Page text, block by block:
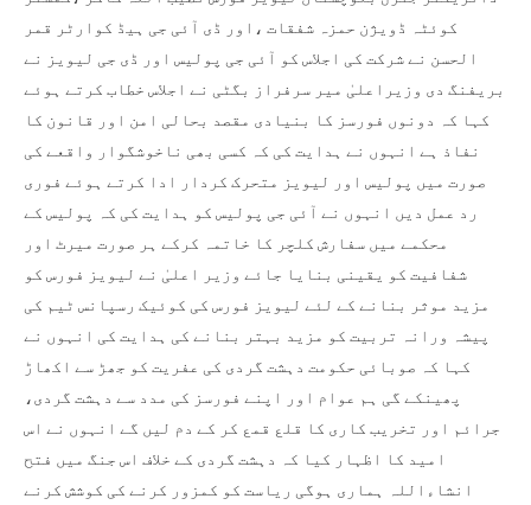
کوئٹہ ڈویژن حمزہ شفقات ،اور ڈی آئی جی ہیڈ کوارٹر قمر
الحسن نے شرکت کی اجلاس کو آئی جی پولیس اور ڈی جی لیویز نے
بریفنگ دی وزیراعلیٰ میر سرفراز بگٹی نے اجلاس خطاب کرتے ہوئے
کہا کہ دونوں فورسز کا بنیادی مقصد بحالی امن اور قانون کا
نفاذ ہے انہوں نے ہدایت کی کہ کسی بھی ناخوشگوار واقعے کی
صورت میں پولیس اور لیویز متحرک کردار ادا کرتے ہوئے فوری
رد عمل دیں انہوں نے آئی جی پولیس کو ہدایت کی کہ پولیس کے
محکمے میں سفارش کلچر کا خاتمہ کرکے ہر صورت میرٹ اور
شفافیت کو یقینی بنایا جائے وزیر اعلیٰ نے لیویز فورس کو
مزید موثر بنانے کے لئے لیویز فورس کی کوئیک رسپانس ٹیم کی
پیشہ ورانہ تربیت کو مزید بہتر بنانے کی ہدایت کی انہوں نے
کہا کہ صوبائی حکومت دہشت گردی کی عفریت کو جھڑ سے اکھاڑ
پھینکے گی ہم عوام اور اپنے فورسز کی مدد سے دہشت گردی،
جرائم اور تخریب کاری کا قلع قمع کر کے دم لیں گے انہوں نے اس
امید کا اظہار کیا کہ دہشت گردی کے خلاف اس جنگ میں فتح
انشاءاللہ ہماری ہوگی ریاست کو کمزور کرنے کی کوشش کرنے